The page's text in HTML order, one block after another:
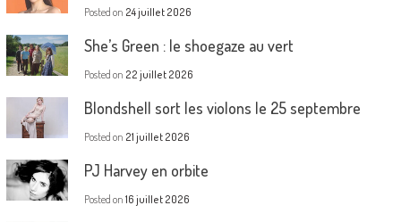
Posted on 24 juillet 2026
She’s Green : le shoegaze au vert
Posted on 22 juillet 2026
Blondshell sort les violons le 25 septembre
Posted on 21 juillet 2026
PJ Harvey en orbite
Posted on 16 juillet 2026